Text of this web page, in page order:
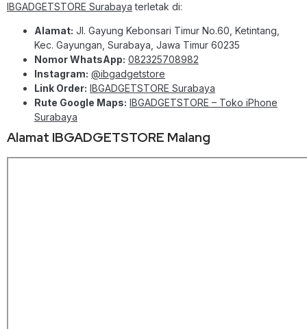
IBGADGETSTORE Surabaya terletak di:
Alamat: Jl. Gayung Kebonsari Timur No.60, Ketintang,
Kec. Gayungan, Surabaya, Jawa Timur 60235
Nomor WhatsApp: 082325708982
Instagram: @ibgadgetstore
Link Order: IBGADGETSTORE Surabaya
Rute Google Maps: IBGADGETSTORE – Toko iPhone
Surabaya
Alamat IBGADGETSTORE Malang